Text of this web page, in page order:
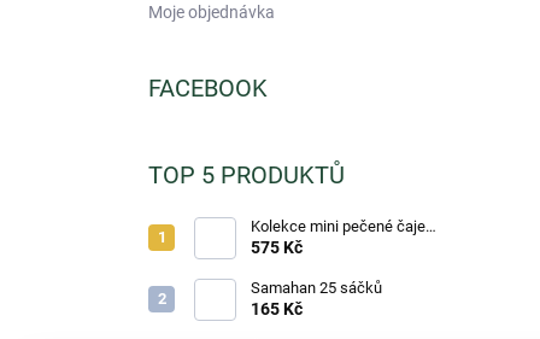
Moje objednávka
FACEBOOK
TOP 5 PRODUKTŮ
Kolekce mini pečené čaje
Notea Zimní 60ml 24ks
575 Kč
Samahan 25 sáčků
165 Kč